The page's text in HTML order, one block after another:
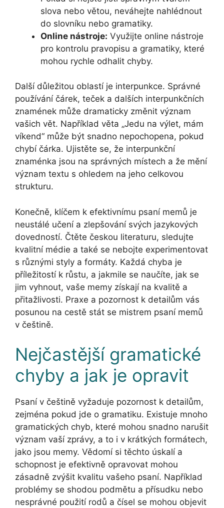
slova nebo větou, neváhejte nahlédnout
do slovníku nebo gramatiky.
Online nástroje: Využijte online nástroje
pro kontrolu pravopisu a gramatiky, které
mohou rychle odhalit chyby.
Další důležitou oblastí je interpunkce. Správné
používání čárek, teček a dalších interpunkčních
znamének může dramaticky změnit význam
vašich vět. Například věta „Jedu na výlet, mám
víkend“ může být snadno nepochopena, pokud
chybí čárka. Ujistěte se, že interpunkční
znaménka jsou na správných místech a že mění
význam textu s ohledem na jeho celkovou
strukturu.
Konečně, klíčem k efektivnímu psaní memů je
neustálé učení a zlepšování svých jazykových
dovedností. Čtěte českou literaturu, sledujte
kvalitní médie a také se nebojte experimentovat
s různými styly a formáty. Každá chyba je
příležitostí k růstu, a jakmile se naučíte, jak se
jim vyhnout, vaše memy získají na kvalitě a
přitažlivosti. Praxe a pozornost k detailům vás
posunou na cestě stát se mistrem psaní memů
v češtině.
Nejčastější gramatické
chyby a jak je opravit
Psaní v češtině vyžaduje pozornost k detailům,
zejména pokud jde o gramatiku. Existuje mnoho
gramatických chyb, které mohou snadno narušit
význam vaší zprávy, a to i v krátkých formátech,
jako jsou memy. Vědomí si těchto úskalí a
schopnost je efektivně opravovat mohou
zásadně zvýšit kvalitu vašeho psaní. Například
problémy se shodou podmětu a přísudku nebo
nesprávné použití rodů a čísel se mohou objevit